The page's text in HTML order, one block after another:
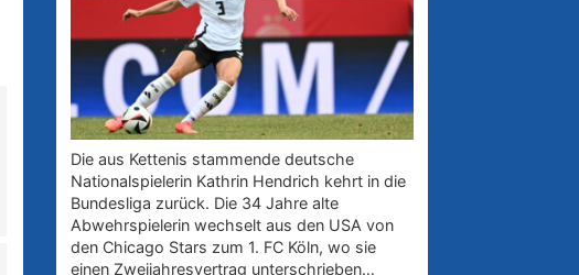
Die aus Kettenis stammende deutsche
Nationalspielerin Kathrin Hendrich kehrt in die
Bundesliga zurück. Die 34 Jahre alte
Abwehrspielerin wechselt aus den USA von
den Chicago Stars zum 1. FC Köln, wo sie
einen Zweijahresvertrag unterschrieben…